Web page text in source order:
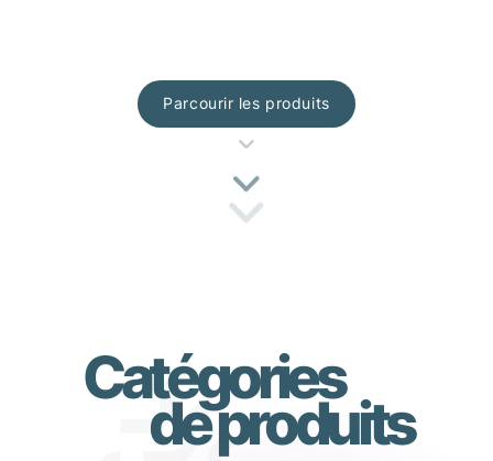
Parcourir les produits
Catégories
de produits